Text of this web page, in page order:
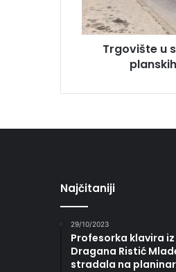
Trgovište u
Najčitaniji
29/10/2023
Profesorka klavira
Dragana Ristić
stradala na